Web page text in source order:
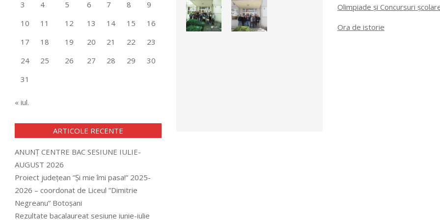
3 4 5 6 7 8
9
10
11 12 13 14 15
16
17
18 19 20 21 22
23
24
25 26 27 28 29
30
31
« iul.
ARTICOLE RECENTE
ANUNȚ CENTRE BAC SESIUNE IULIE-
AUGUST 2026
Proiect județean ”Și mie îmi pasa!” 2025-
2026 – coordonat de Liceul ”Dimitrie
Negreanu” Botoșani
Rezultate bacalaureat sesiune iunie-iulie
Olimpiade și Concursuri
Ora de istorie